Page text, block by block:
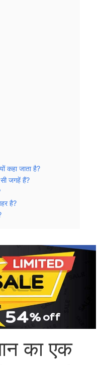
कहा जाता है?
जगहें हैं?
है?
का एक